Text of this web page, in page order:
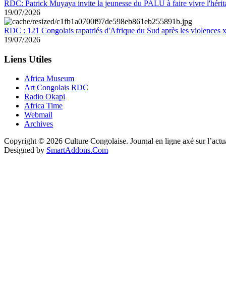
RDC: Patrick Muyaya invite la jeunesse du PALU à faire vivre
19/07/2026
RDC : 121 Congolais rapatriés d'Afrique du Sud après les violences
19/07/2026
Liens Utiles
Africa Museum
Art Congolais RDC
Radio Okapi
Africa Time
Webmail
Archives
Copyright © 2026 Culture Congolaise. Journal en ligne axé sur
Designed by SmartAddons.Com